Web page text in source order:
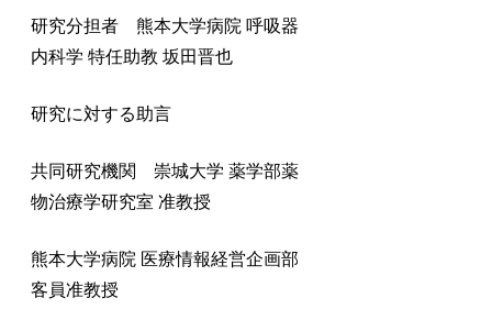
研究分担者 熊本大学病院 呼吸器
内科学 特任助教 坂田晋也
研究に対する助言
共同研究機関 崇城大学 薬学部薬
物治療学研究室 准教授
熊本大学病院 医療情報経営企画部
客員准教授